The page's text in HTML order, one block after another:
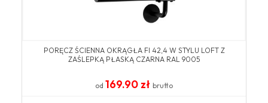
PORĘCZ ŚCIENNA OKRĄGŁA FI 42,4 W STYLU LOFT Z
ZAŚLEPKĄ PŁASKĄ CZARNA RAL 9005
od 169.90 zł brutto